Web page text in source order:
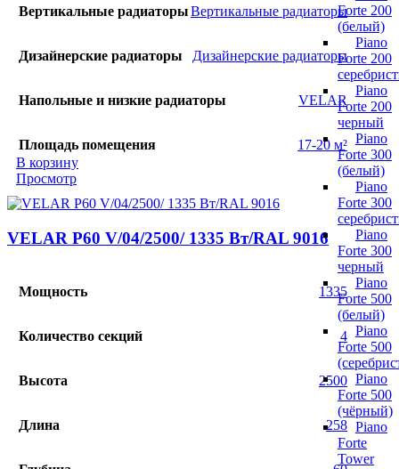
Forte 200
(белый)
Piano
Forte 200
Piano
Forte 200
черный
Piano
Forte 300
(белый)
Piano
Forte 300
Piano
Forte 300
черный
Piano
Forte 500
(белый)
Piano
Forte 500
Piano
Forte 500
(чёрный)
Piano
Forte
Tower
Вертикальные радиаторыВертикальные радиаторы
Дизайнерские радиаторы Дизайнерские радиаторы
Напольные и низкие радиаторы VELAR
Площадь помещения
17-20 м²
В корзину
Просмотр
VELAR P60 V/04/2500/ 1335 Bт/RAL 9016
Мощность
1335
Количество секций 4
Высота 2500
Длина 258